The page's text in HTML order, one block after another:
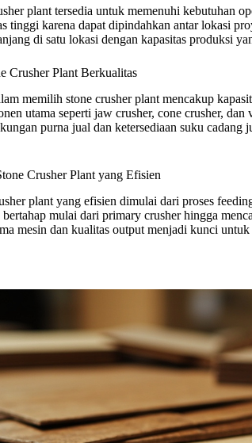
plant tersedia untuk memenuhi kebutuhan
tinggi karena dapat dipindahkan antar lokasi
di satu lokasi dengan kapasitas produksi
Crusher Plant Berkualitas
memilih stone crusher plant mencakup
utama seperti jaw crusher, cone crusher, dan
purna jual dan ketersediaan suku cadang
Crusher Plant yang Efisien
plant yang efisien dimulai dari proses
bertahap mulai dari primary crusher hingga
mesin dan kualitas output menjadi kunci